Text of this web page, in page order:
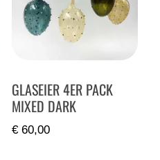
GLASEIER 4ER PACK
MIXED DARK
€ 60,00